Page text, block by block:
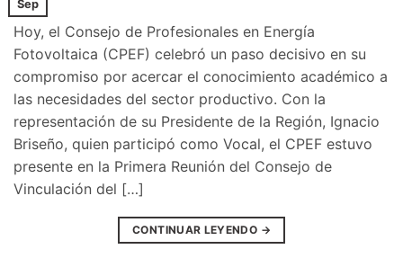
Sep
Hoy, el Consejo de Profesionales en Energía
Fotovoltaica (CPEF) celebró un paso decisivo en su
compromiso por acercar el conocimiento académico a
las necesidades del sector productivo. Con la
representación de su Presidente de la Región, Ignacio
Briseño, quien participó como Vocal, el CPEF estuvo
presente en la Primera Reunión del Consejo de
Vinculación del […]
CONTINUAR LEYENDO →